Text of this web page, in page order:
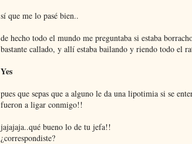
sí que me lo pasé bien..
de hecho todo el mundo me preguntaba si estaba
bastante callado, y allí estaba bailando y riendo todo el
Yes
pues que sepas que a alguno le da una lipotimia si se
fueron a ligar conmigo!!
jajajaja..qué bueno lo de tu jefa!!
¿correspondiste?